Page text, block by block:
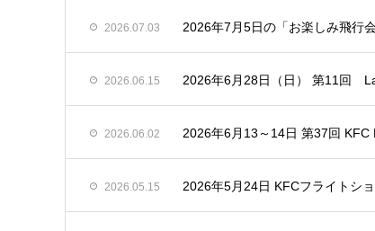
2026.07.03 2026年7月5日の「お楽しみ飛行
2026.06.15 2026年6月28日（日） 第11回
2026.06.02 2026年6月13～14日 第37回 KFC
2026.05.15 2026年5月24日 KFCフライトシ